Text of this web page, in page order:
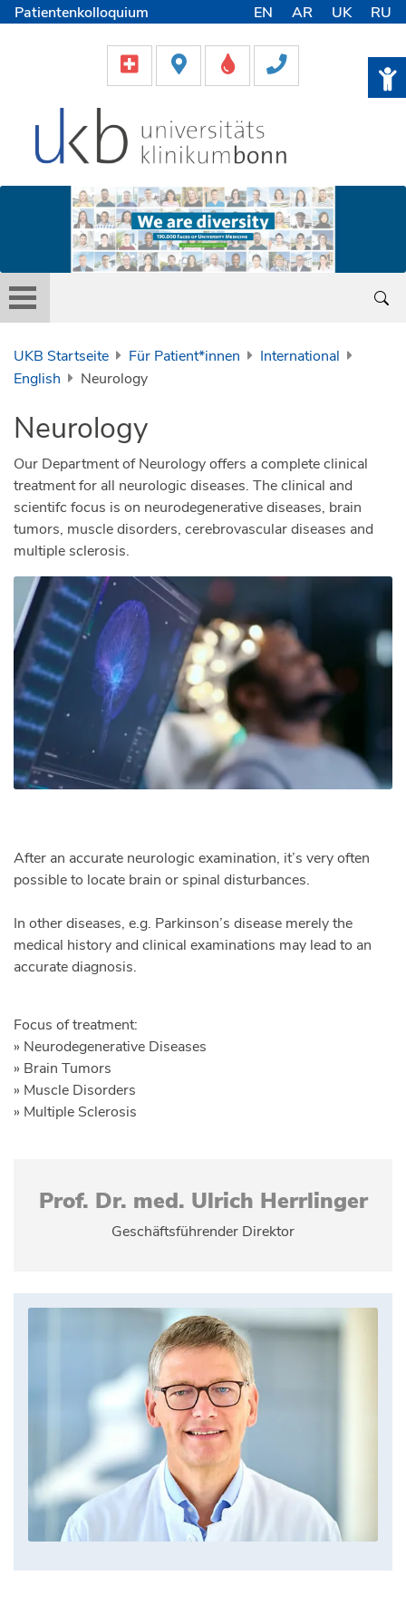
Patientenkolloquium
Lob & Beschwerde
Karriere
Helfen & Spenden
Medien
EN AR UK RU
UKB Startseite Für Patient*innen
International
English
Neurology
Neurology
Our Department of Neurology offers a complete clinical
treatment for all neurologic diseases. The clinical and
scientifc focus is on neurodegenerative diseases, brain
tumors, muscle disorders, cerebrovascular diseases and
multiple sclerosis.
After an accurate neurologic examination, it’s very often
possible to locate brain or spinal disturbances.
In other diseases, e.g. Parkinson’s disease merely the
medical history and clinical examinations may lead to an
accurate diagnosis.
Focus of treatment:
» Neurodegenerative Diseases
» Brain Tumors
» Muscle Disorders
» Multiple Sclerosis
Prof. Dr. med. Ulrich Herrlinger
Geschäftsführender Direktor